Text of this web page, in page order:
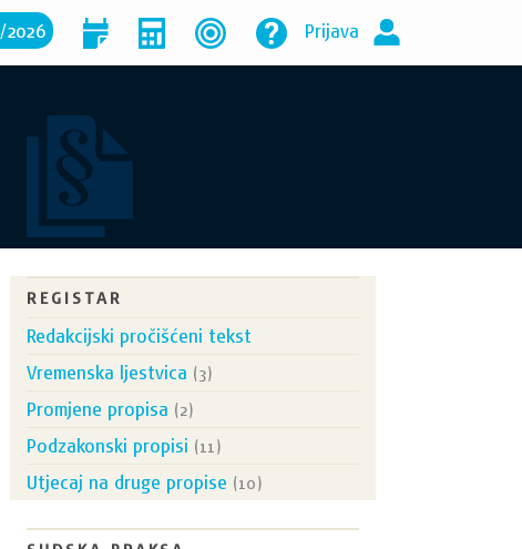
/2026 Prijava
REGISTAR
Redakcijski pročišćeni tekst
Vremenska ljestvica (3)
Promjene propisa (2)
Podzakonski propisi (11)
Utjecaj na druge propise (10)